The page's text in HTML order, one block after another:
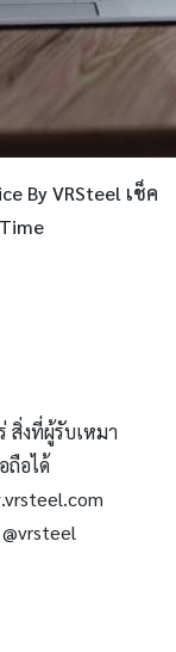
By VRSteel เช็ค
สิ่งที่ผู้รับเหมา
ถือได้